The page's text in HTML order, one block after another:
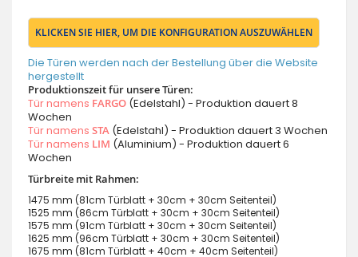
KLICKEN SIE HIER, UM DIE KONFIGURATION AUSZUWÄHLEN
Die Türen werden nach der Bestellung über die Website
hergestellt
Produktionszeit für unsere Türen:
Tür namens FARGO (Edelstahl) - Produktion dauert 8
Wochen
Tür namens STA (Edelstahl) - Produktion dauert 3 Wochen
Tür namens LIM (Aluminium) - Produktion dauert 6
Wochen
Türbreite mit Rahmen:
1475 mm (81cm Türblatt + 30cm + 30cm Seitenteil)
1525 mm (86cm Türblatt + 30cm + 30cm Seitenteil)
1575 mm (91cm Türblatt + 30cm + 30cm Seitenteil)
1625 mm (96cm Türblatt + 30cm + 30cm Seitenteil)
1675 mm (81cm Türblatt + 40cm + 40cm Seitenteil)